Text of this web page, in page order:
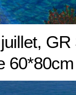
60*80cm